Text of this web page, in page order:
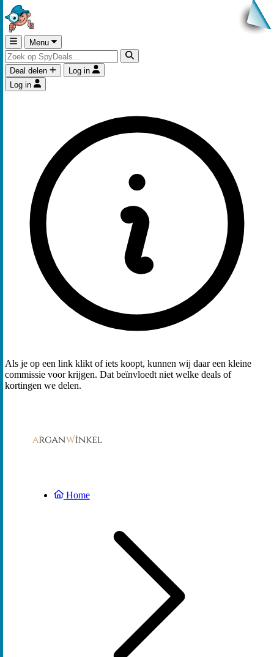
Menu
Deal delen
Log in
Log in
Als je op een link klikt of iets koopt, kunnen wij daar een kleine
commissie voor krijgen. Dat beïnvloedt niet welke deals of
kortingen we delen.
Home